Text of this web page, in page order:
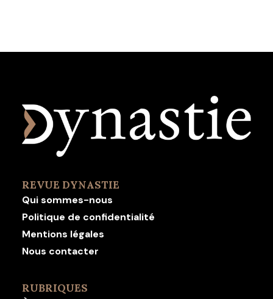
REVUE DYNASTIE
Qui sommes-nous
Politique de confidentialité
Mentions légales
Nous contacter
RUBRIQUES